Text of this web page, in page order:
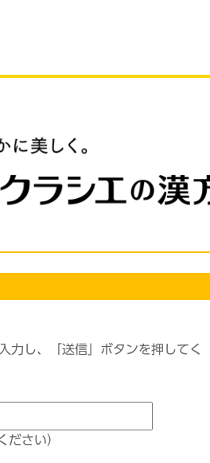
力し、「送信」ボタンを押してく
ださい）